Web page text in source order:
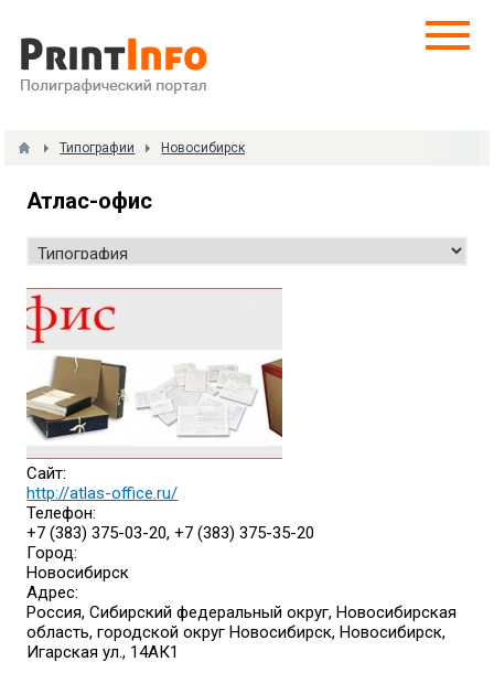
Типографии Новосибирск
Атлас-офис
Сайт:
http://atlas-office.ru/
Телефон:
+7 (383) 375-03-20, +7 (383) 375-35-20
Город:
Новосибирск
Адрес:
Россия, Сибирский федеральный округ, Новосибирская
область, городской округ Новосибирск, Новосибирск,
Игарская ул., 14АК1